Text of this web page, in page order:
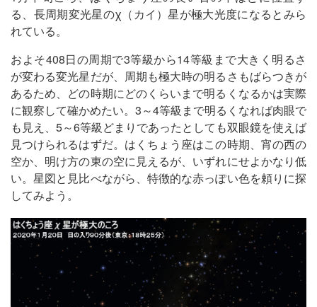
る、長周期変光星のχ（カイ）星が極大光度になるとみら
れている。
およそ408日の周期で3等級から14等級まで大きく明るさ
が変わる変光星だが、周期も極大時の明るさもばらつきが
あるため、どの時期にどのくらいまで明るくなるかは実際
に観察して確かめたい。3～4等級まで明るくなれば肉眼で
も見え、5～6等級どまりであったとしても双眼鏡を使えば
見つけられるはずだ。はくちょう座はこの時期、宵の西の
空か、明け方の東の空に見えるが、いずれにせよかなり低
い。星図と見比べながら、特徴的な赤っぽい色を頼りに探
してみよう。